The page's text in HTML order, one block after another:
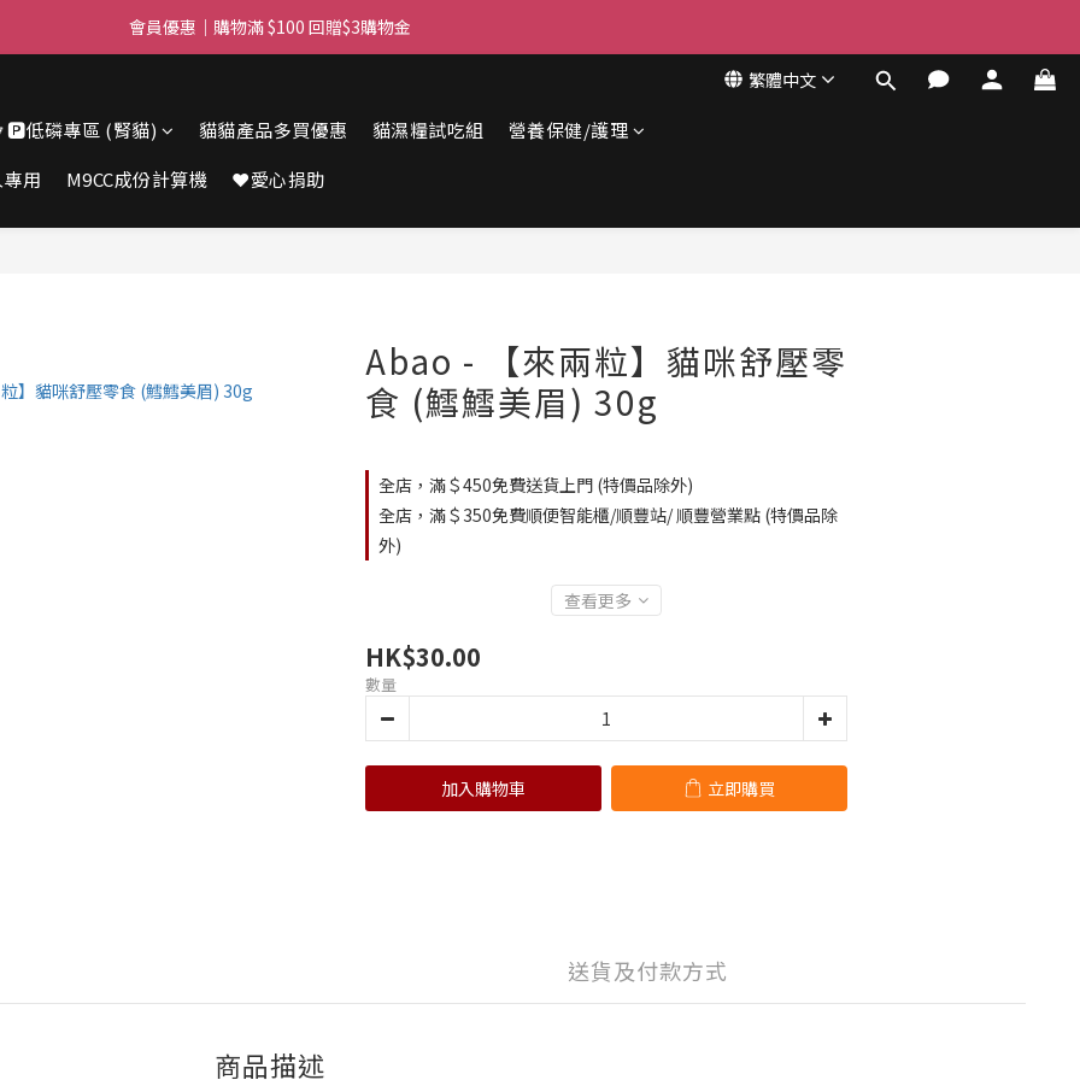
滿$450免費送貨上門 I 滿$350免運 順豐自取
會員優惠｜購物滿 $100 回贈$3購物金
繁體中文
低磷專區 (腎貓) 貓貓產品多買優惠 貓濕糧試吃組
營養保健/護理
用
M9CC成份計算機 ❤️愛心捐助
Abao - 【來兩粒】貓咪舒壓零
食 (鱈鱈美眉) 30g
全店，滿＄450免費送貨上門 (特價品除外)
全店，滿＄350免費順便智能櫃/順豐站/ 順豐營業點 (特價品除
外)
查看更多
HK$30.00
數量
加入購物車 立即購買
送貨及付款方式
商品描述